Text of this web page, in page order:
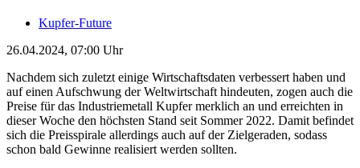
Kupfer-Future
26.04.2024, 07:00 Uhr
Nachdem sich zuletzt einige Wirtschaftsdaten verbessert haben und
auf einen Aufschwung der Weltwirtschaft hindeuten, zogen auch die
Preise für das Industriemetall Kupfer merklich an und erreichten in
dieser Woche den höchsten Stand seit Sommer 2022. Damit befindet
sich die Preisspirale allerdings auch auf der Zielgeraden, sodass
schon bald Gewinne realisiert werden sollten.